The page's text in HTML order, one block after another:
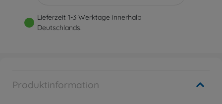
Lieferzeit 1-3 Werktage innerhalb
Deutschlands.
Produktinformation